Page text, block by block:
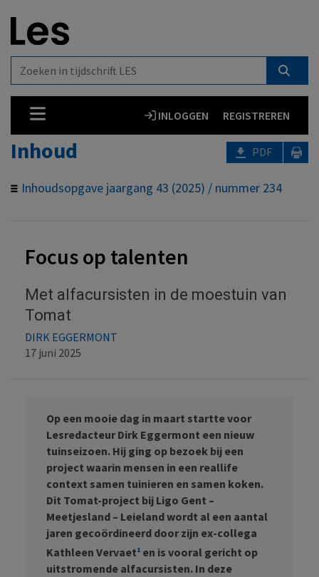
INLOGGEN REGISTREREN
Inhoud
Inhoudsopgave jaargang 43 (2025) / nummer 234
PDF
Focus op talenten
Met alfacursisten in de moestuin van
Tomat
DIRK EGGERMONT
17 juni 2025
Op een mooie dag in maart startte voor
Lesredacteur Dirk Eggermont een nieuw
tuinseizoen. Hij ging op bezoek bij een
project waarin mensen in een reallife
context samen tuinieren en samen koken.
Dit Tomat-project bij Ligo Gent –
Meetjesland – Leieland wordt al een aantal
jaren gecoördineerd door zijn ex-collega
Kathleen Vervaet1 en is vooral gericht op
uitstromende alfacursisten. In deze